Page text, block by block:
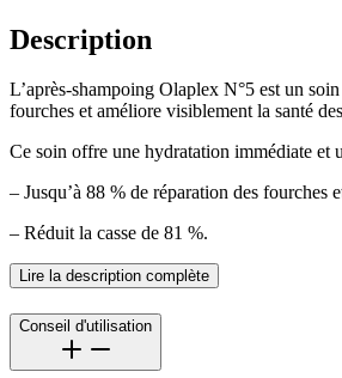
Description
L’après-shampoing Olaplex N°5 est un
fourches et améliore visiblement la santé
Ce soin offre une hydratation immédiate et
– Jusqu’à 88 % de réparation des
– Réduit la casse de 81 %.
Lire la description complète
Conseil d'utilisation